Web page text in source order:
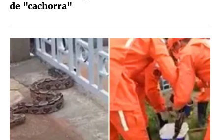
de "cachorra"